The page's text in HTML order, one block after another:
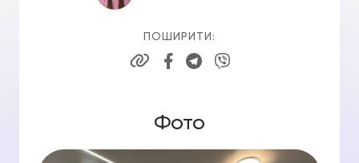
ПОШИРИТИ:
Фото